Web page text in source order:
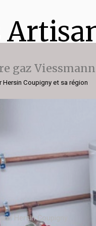
gaz Viessmann
Hersin Coupigny et sa région
Hersin Coupigny